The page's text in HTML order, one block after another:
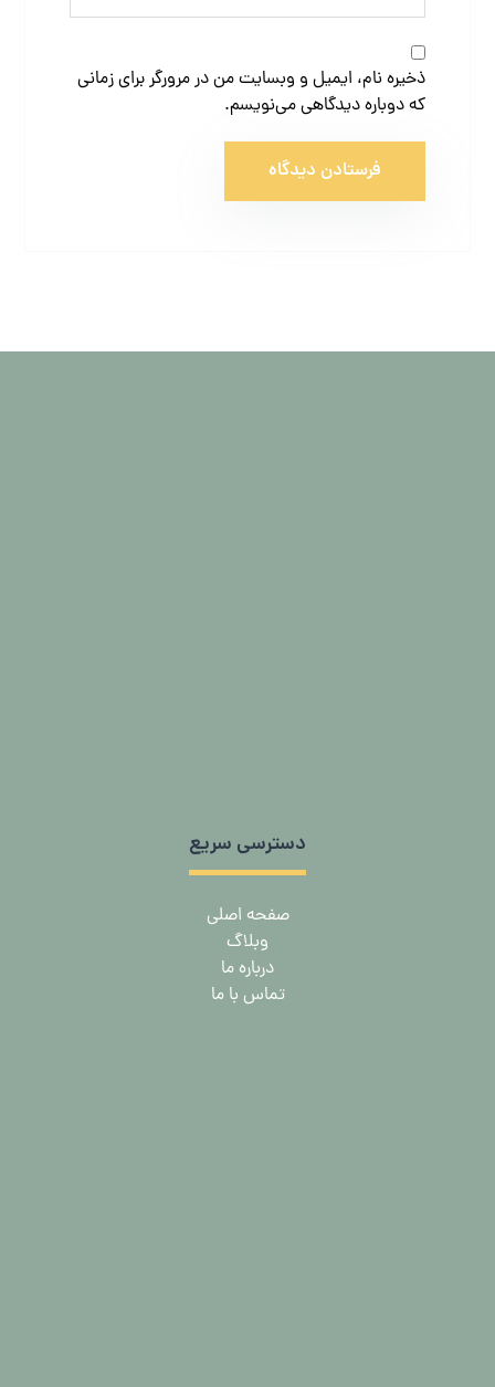
ذخیره نام، ایمیل و وبسایت من در مرورگر برای زمانی
که دوباره دیدگاهی می‌نویسم.
دسترسی سریع
صفحه اصلی
وبلاگ
درباره ما
تماس با ما